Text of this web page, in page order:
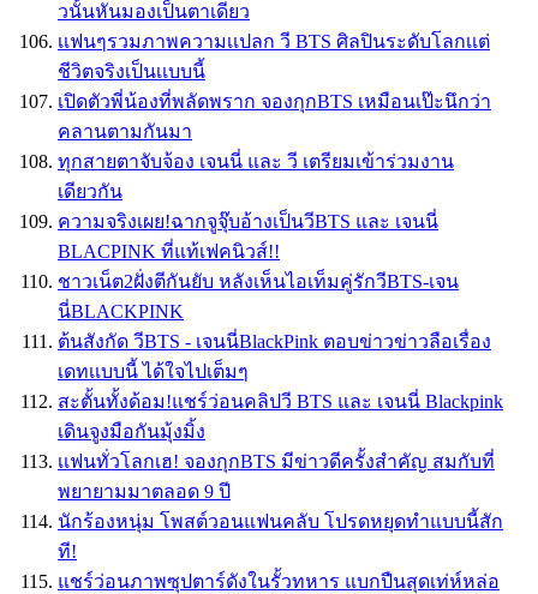
วนั้นหันมองเป็นตาเดียว
เเฟนๆรวมภาพความเเปลก วี BTS ศิลปินระดับโลกเเต่
ชีวิตจริงเป็นเเบบนี้
เปิดตัวพี่น้องที่พลัดพราก จองกุกBTS เหมือนเป๊ะนึกว่า
คลานตามกันมา
ทุกสายตาจับจ้อง เจนนี่ และ วี เตรียมเข้าร่วมงาน
เดียวกัน
ความจริงเผย!ฉากจูจุ๊บอ้างเป็นวีBTS และ เจนนี่
BLACPINK ที่แท้เฟคนิวส์!!
ชาวเน็ต2ฝั่งตีกันยับ หลังเห็นไอเท็มคู่รักวีBTS-เจน
นี่BLACKPINK
ต้นสังกัด วีBTS - เจนนี่BlackPink ตอบข่าวข่าวลือเรื่อง
เดทเเบบนี้ ได้ใจไปเต็มๆ
สะตั้นทั้งด้อม!แชร์ว่อนคลิปวี BTS และ เจนนี่ Blackpink
เดินจูงมือกันมุ้งมิ้ง
เเฟนทั่วโลกเฮ! จองกุกBTS มีข่าวดีครั้งสำคัญ สมกับที่
พยายามมาตลอด 9 ปี
นักร้องหนุ่ม โพสต์วอนแฟนคลับ โปรดหยุดทำแบบนี้สัก
ที!
แชร์ว่อนภาพซุปตาร์ดังในรั้วทหาร แบกปืนสุดเท่ห์หล่อ